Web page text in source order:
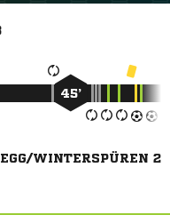
45’
WINTERSPÜREN 2